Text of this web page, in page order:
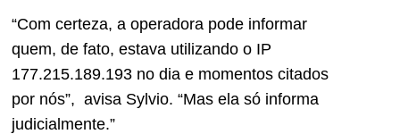
“Com certeza, a operadora pode informar
quem, de fato, estava utilizando o IP
177.215.189.193 no dia e momentos citados
por nós”, avisa Sylvio. “Mas ela só informa
judicialmente.”